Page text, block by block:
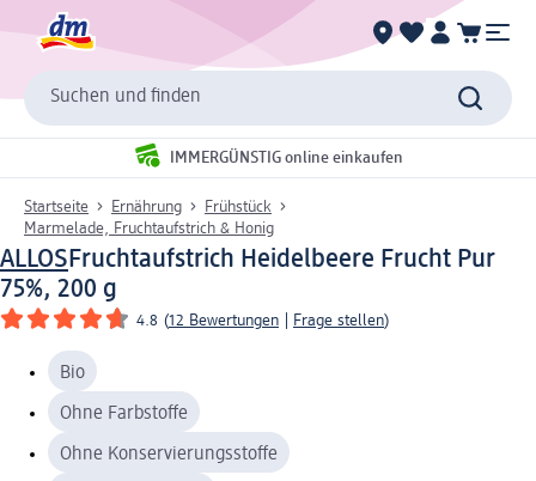
Suchen und finden
IMMERGÜNSTIG online einkaufen
Startseite Ernährung
Frühstück
Marmelade, Fruchtaufstrich & Honig
ALLOSFruchtaufstrich Heidelbeere Frucht Pur
75%, 200 g
4.8 (12 Bewertungen Frage stellen)
Bio
Ohne Farbstoffe
Ohne Konservierungsstoffe